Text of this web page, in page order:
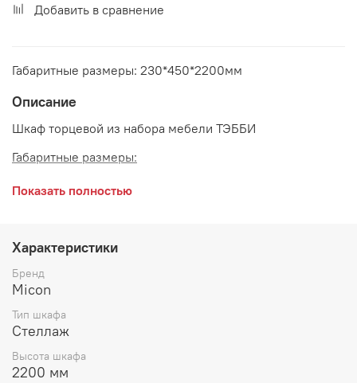
Добавить в сравнение
Габаритные размеры: 230*450*2200мм
Описание
Шкаф торцевой из набора мебели ТЭББИ
Габаритные размеры:
длина 230 мм
высота 2200 мм
Цвет:
ЛДСП Белый с тиснением "Древесные поры" / ЛДСП
Графит Серый
ЛДСП Серый камень / ЛДСП Дуб Крафт Серый
Показать полностью
Характеристики
Бренд
Micon
Тип шкафа
Стеллаж
Высота шкафа
2200 мм